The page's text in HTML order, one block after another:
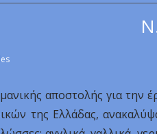
αποστολής για
της Ελλάδας,